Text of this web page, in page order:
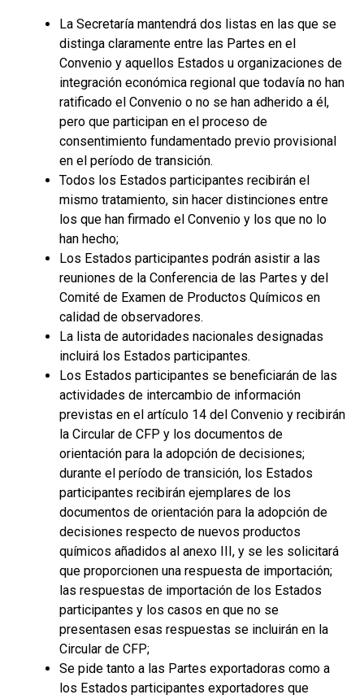
La Secretaría mantendrá dos listas en las que se
distinga claramente entre las Partes en el
Convenio y aquellos Estados u organizaciones de
integración económica regional que todavía no han
ratificado el Convenio o no se han adherido a él,
pero que participan en el proceso de
consentimiento fundamentado previo provisional
en el período de transición.
Todos los Estados participantes recibirán el
mismo tratamiento, sin hacer distinciones entre
los que han firmado el Convenio y los que no lo
han hecho;
Los Estados participantes podrán asistir a las
reuniones de la Conferencia de las Partes y del
Comité de Examen de Productos Químicos en
calidad de observadores.
La lista de autoridades nacionales designadas
incluirá los Estados participantes.
Los Estados participantes se beneficiarán de las
actividades de intercambio de información
previstas en el artículo 14 del Convenio y recibirán
la Circular de CFP y los documentos de
orientación para la adopción de decisiones;
durante el período de transición, los Estados
participantes recibirán ejemplares de los
documentos de orientación para la adopción de
decisiones respecto de nuevos productos
químicos añadidos al anexo III, y se les solicitará
que proporcionen una respuesta de importación;
las respuestas de importación de los Estados
participantes y los casos en que no se
presentasen esas respuestas se incluirán en la
Circular de CFP;
Se pide tanto a las Partes exportadoras como a
los Estados participantes exportadores que